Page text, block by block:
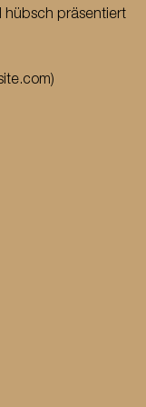
hübsch präsentiert
)